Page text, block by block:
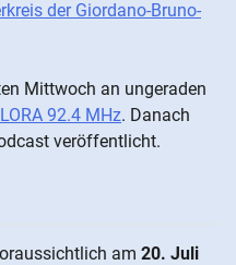
der Gi­ordano-Bruno-
Mitt­woch an un­ge­ra­den
92.4 MHz. Da­nach
ver­öffentlicht.
am 20. Juli